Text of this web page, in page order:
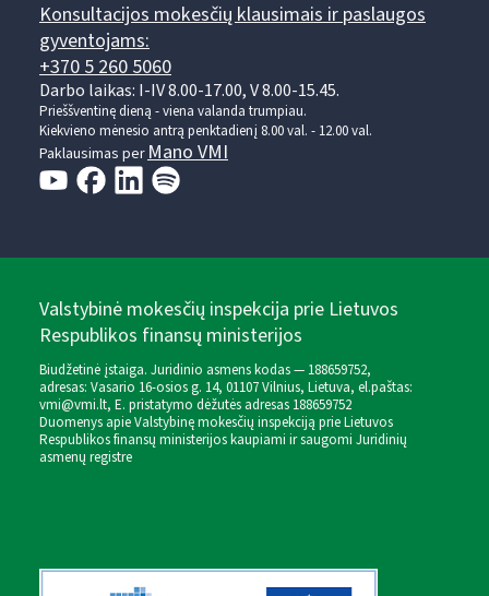
Konsultacijos mokesčių klausimais ir paslaugos
gyventojams:
+370 5 260 5060
Darbo laikas: I-IV 8.00-17.00, V 8.00-15.45.
Prieššventinę dieną - viena valanda trumpiau.
Kiekvieno mėnesio antrą penktadienį 8.00 val. - 12.00 val.
Paklausimas perMano VMI
Valstybinė mokesčių inspekcija prie Lietuvos
Respublikos finansų ministerijos
Biudžetinė įstaiga. Juridinio asmens kodas — 188659752,
adresas: Vasario 16-osios g. 14, 01107 Vilnius, Lietuva, el.paštas:
vmi@vmi.lt, E. pristatymo dėžutės adresas 188659752
Duomenys apie Valstybinę mokesčių inspekciją prie Lietuvos
Respublikos finansų ministerijos kaupiami ir saugomi Juridinių
asmenų registre